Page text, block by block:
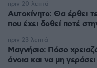
Αυτοκίνητο: Θα έρθει
που έχει δοθεί ποτέ
πριν 20 λεπτά
Μαγνήσιο: Πόσο
άνοια και να μη
πριν 23 λεπτά